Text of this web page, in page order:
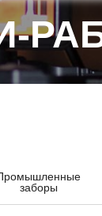
заборы